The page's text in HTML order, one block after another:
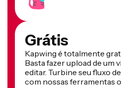
Grátis
Kapwing é totalmente
Basta fazer upload de um
editar. Turbine seu fluxo
com nossas ferramentas